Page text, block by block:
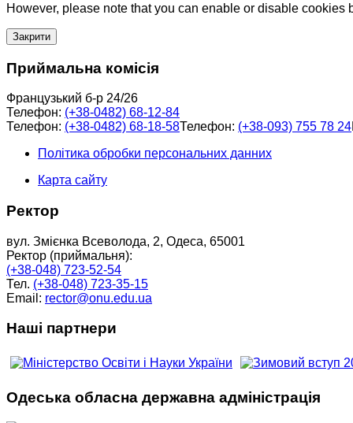
However, please note that you can enable or disable cookies
Закрити
Приймальна комісія
Французький б-р 24/26
Телефон: (+38-0482) 68-12-84
Телефон: (+38-0482) 68-18-58Телефон: (+38-093) 755 78 24
Політика обробки персональних данних
Карта сайту
Ректор
вул. Змієнка Всеволода, 2, Одеса, 65001
Ректор (приймальня):
(+38-048) 723-52-54
Тел. (+38-048) 723-35-15
Email: rector@onu.edu.ua
Наші партнери
Одеська обласна державна адміністрація